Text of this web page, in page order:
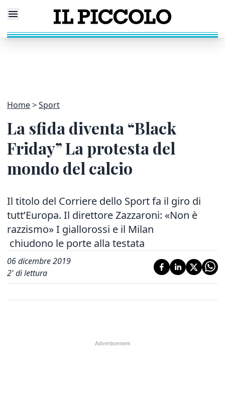
Home Sport
La sfida diventa “Black
Friday” La protesta del
mondo del calcio
Il titolo del Corriere dello Sport fa il giro di
tutt’Europa. Il direttore Zazzaroni: «Non è
razzismo» I giallorossi e il Milan
chiudono le porte alla testata
06 dicembre 2019
2' di lettura